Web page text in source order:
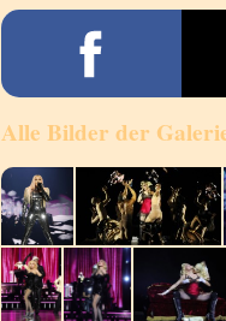
Alle Bilder der